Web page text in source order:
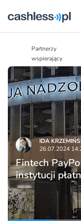
Partnerzy
wspierający
IDA
26.07.2024
Fintech
instytucji